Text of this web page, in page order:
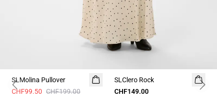
SLMolina Pullover
CHF99.50 CHF199.00
SLClero Rock
CHF149.00
Previous slide Next